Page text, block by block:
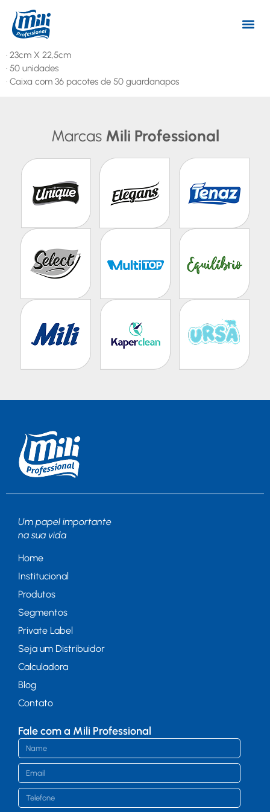
· 23cm X 22,5cm
· 50 unidades
· Caixa com 36 pacotes de 50 guardanapos
Marcas Mili Professional
Um papel importante
na sua vida
Home
Institucional
Produtos
Segmentos
Private Label
Seja um Distribuidor
Calculadora
Blog
Contato
Fale com a Mili Professional